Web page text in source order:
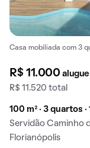
Casa mobiliada com 3
R$ 11.000aluguel
R$ 11.520 total
100 m² · 3 quartos ·
Servidão Caminho
Florianópolis